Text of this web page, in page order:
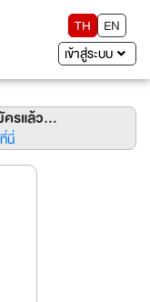
TH
EN
เข้าสู่ระบบ
รแล้ว...
นี่